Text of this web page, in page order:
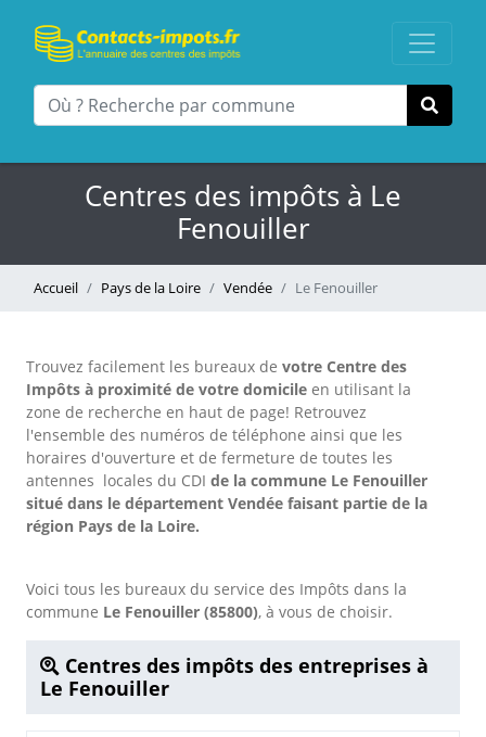
Centres des impôts à Le
Fenouiller
Accueil Pays de la Loire Vendée Le Fenouiller
Trouvez facilement les bureaux de votre Centre des
Impôts à proximité de votre domicile en utilisant la
zone de recherche en haut de page! Retrouvez
l'ensemble des numéros de téléphone ainsi que les
horaires d'ouverture et de fermeture de toutes les
antennes locales du CDI de la commune Le Fenouiller
situé dans le département Vendée faisant partie de la
région Pays de la Loire.
Voici tous les bureaux du service des Impôts dans la
commune Le Fenouiller (85800), à vous de choisir.
Centres des impôts des entreprises à
Le Fenouiller